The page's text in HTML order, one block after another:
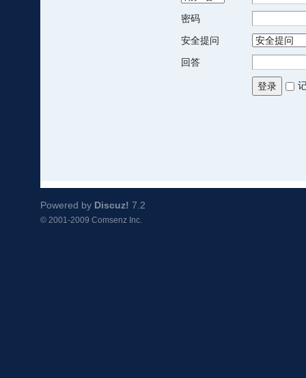
密码
安全提问
回答
登录
Powered by Discuz! 7.2
© 2001-2009 Comsenz Inc.